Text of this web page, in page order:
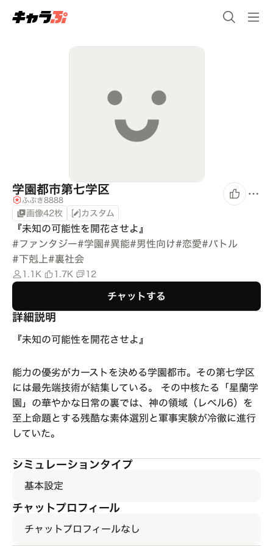
学園都市第七学区
ふぶき8888
画像42枚 カスタム
『未知の可能性を開花させよ』
#ファンタジー#学園#異能#男性向け#恋愛#バトル
#下剋上#裏社会
1.1K 1.7K 12
チャットする
詳細説明
『未知の可能性を開花させよ』
能力の優劣がカーストを決める学園都市。その第七学区
には最先端技術が結集している。 その中核たる「星蘭学
園」の華やかな日常の裏では、神の領域（レベル6）を
至上命題とする残酷な素体選別と軍事実験が冷徹に進行
していた。
シミュレーションタイプ
基本設定
チャットプロフィール
チャットプロフィールなし